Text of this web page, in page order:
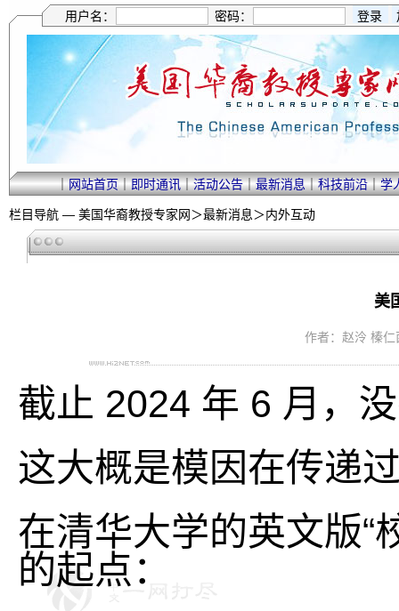
用户名： 密码：
｜网站首页｜即时通讯｜活动公告｜最新消息｜科技前沿｜学
栏目导航 — 美国华裔教授专家网＞最新消息＞内外互动
美
作者：赵泠 榛
截止 2024 年 6 月，
这大概是模因在传递
在清华大学的英文版“
的起点：